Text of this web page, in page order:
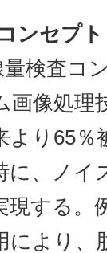
ンセプ
検査コ
画像処理
より65％
に、ノイ
現する。
により、